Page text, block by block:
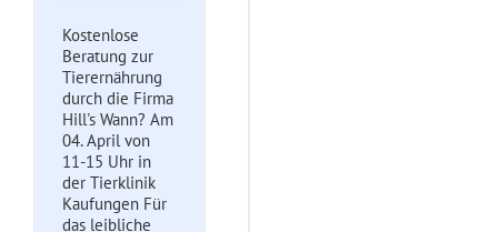
Kostenlose
Beratung zur
Tierernährung
durch die Firma
Hill's Wann? Am
04. April von
11-15 Uhr in
der Tierklinik
Kaufungen Für
das leibliche